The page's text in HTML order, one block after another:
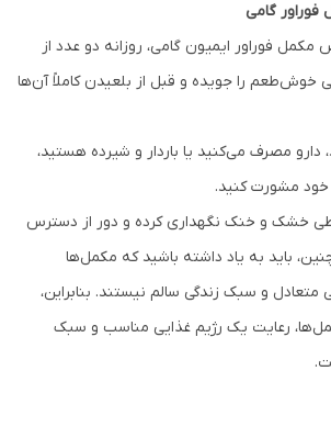
فوراور گامی
مکمل فوراور ایمیون گامی، روزانه دو عدد از
خوش‌طعم را جویده و قبل از بلعیدن کاملاً آن‌ها
دارو مصرف می‌کنید یا باردار و شیرده هستید،
مشورت کنید.
خشک و خنک نگهداری کرده و دور از دسترس
باید به یاد داشته باشید که مکمل‌ها
متعادل و سبک زندگی سالم نیستند. بنابراین،
رعایت یک رژیم غذایی مناسب و سبک